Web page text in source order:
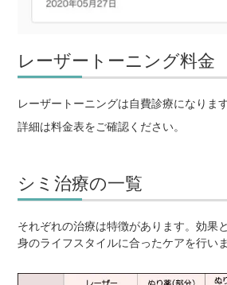
レーザートーニング料金
レーザートーニングは自費診療になります
詳細は料金表をご確認ください。
シミ治療の一覧
それぞれの治療は特徴があります。効果
身のライフスタイルに合ったケアを行いま